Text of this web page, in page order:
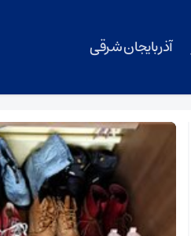
آذربایجان شرقی